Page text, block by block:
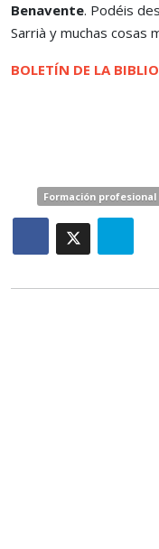
Benavente. Podéis
Sarrià y muchas cosas
BOLETÍN DE LA
Formación profesional